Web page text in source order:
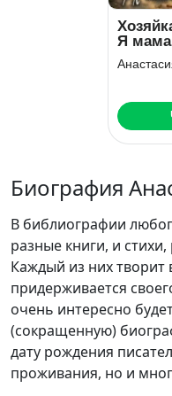
Я
Биография
В библиографии
разные книги, и
Каждый из них творит
придерживается
очень интересно
(сокращенную)
дату рождения
проживания, но и